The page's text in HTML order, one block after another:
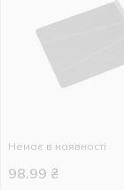
Немає в наявності
98.99 ₴